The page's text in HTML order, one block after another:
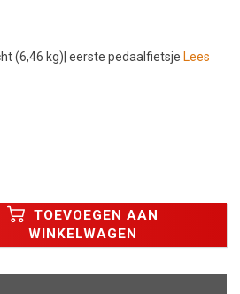
(6,46 kg)| eerste pedaalfietsje Lees
TOEVOEGEN AAN
WINKELWAGEN